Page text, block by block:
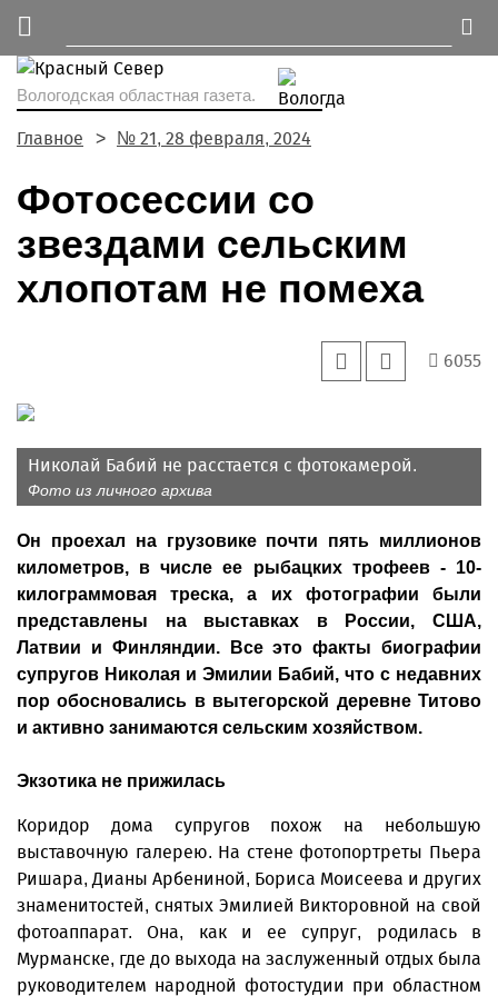
Вологодская областная газета.
Главное № 21, 28 февраля, 2024
Фотосессии со
звездами сельским
хлопотам не помеха
6055
Николай Бабий не расстается с фотокамерой.
Фото из личного архива
Он проехал на грузовике почти пять миллионов
километров, в числе ее рыбацких трофеев - 10-
килограммовая треска, а их фотографии были
представлены на выставках в России, США,
Латвии и Финляндии. Все это факты биографии
супругов Николая и Эмилии Бабий, что с недавних
пор обосновались в вытегорской деревне Титово
и активно занимаются сельским хозяйством.
Экзотика не прижилась
Коридор дома супругов похож на небольшую
выставочную галерею. На стене фотопортреты Пьера
Ришара, Дианы Арбениной, Бориса Моисеева и других
знаменитостей, снятых Эмилией Викторовной на свой
фотоаппарат. Она, как и ее супруг, родилась в
Мурманске, где до выхода на заслуженный отдых была
руководителем народной фотостудии при областном